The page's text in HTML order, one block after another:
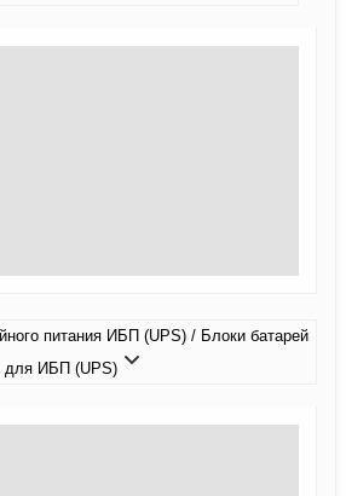
питания ИБП (UPS) / Блоки батарей
для ИБП (UPS)